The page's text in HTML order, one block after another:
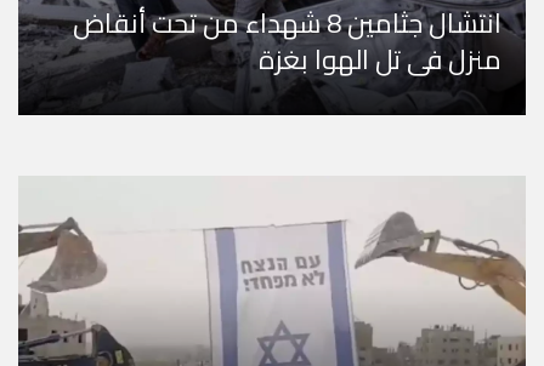
انتشال جثامين 8 شهداء من تحت أنقاض
منزل في تل الهوا بغزة